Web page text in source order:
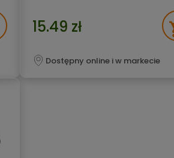
15.49 zł
Dostępny online i w markecie